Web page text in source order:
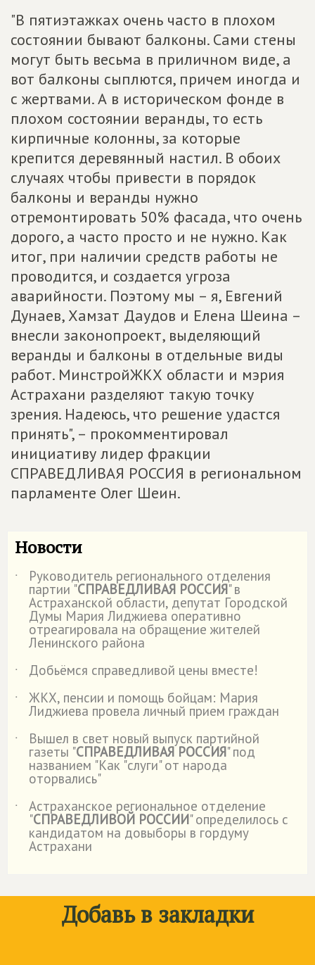
"В пятиэтажках очень часто в плохом
состоянии бывают балконы. Сами стены
могут быть весьма в приличном виде, а
вот балконы сыплются, причем иногда и
с жертвами. А в историческом фонде в
плохом состоянии веранды, то есть
кирпичные колонны, за которые
крепится деревянный настил. В обоих
случаях чтобы привести в порядок
балконы и веранды нужно
отремонтировать 50% фасада, что очень
дорого, а часто просто и не нужно. Как
итог, при наличии средств работы не
проводится, и создается угроза
аварийности. Поэтому мы – я, Евгений
Дунаев, Хамзат Даудов и Елена Шеина –
внесли законопроект, выделяющий
веранды и балконы в отдельные виды
работ. МинстройЖКХ области и мэрия
Астрахани разделяют такую точку
зрения. Надеюсь, что решение удастся
принять", – прокомментировал
инициативу лидер фракции
СПРАВЕДЛИВАЯ РОССИЯ в региональном
парламенте Олег Шеин.
Новости
˙ Руководитель регионального отделения
партии "СПРАВЕДЛИВАЯ РОССИЯ" в
Астраханской области, депутат Городской
Думы Мария Лиджиева оперативно
отреагировала на обращение жителей
Ленинского района
˙
Добьёмся справедливой цены вместе!
˙
ЖКХ, пенсии и помощь бойцам: Мария
Лиджиева провела личный прием граждан
˙
Вышел в свет новый выпуск партийной
газеты "СПРАВЕДЛИВАЯ РОССИЯ" под
названием "Как "слуги" от народа
оторвались"
˙
Астраханское региональное отделение
"СПРАВЕДЛИВОЙ РОССИИ" определилось с
кандидатом на довыборы в гордуму
Астрахани
Добавь в закладки